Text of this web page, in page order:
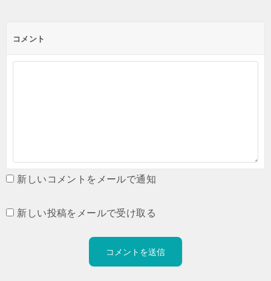
コメント
新しいコメントをメールで通知
新しい投稿をメールで受け取る